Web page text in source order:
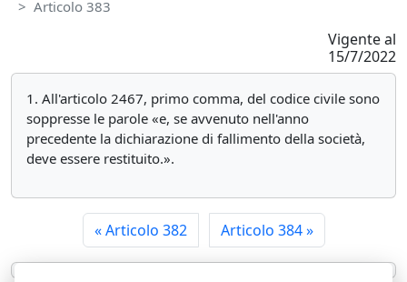
Articolo 383
Vigente al
15/7/2022
1. All'articolo 2467, primo comma, del codice civile sono
soppresse le parole «e, se avvenuto nell'anno
precedente la dichiarazione di fallimento della società,
deve essere restituito.».
«Articolo 382 Articolo 384»